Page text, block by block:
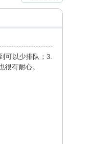
可以少排队；3.
有耐心。